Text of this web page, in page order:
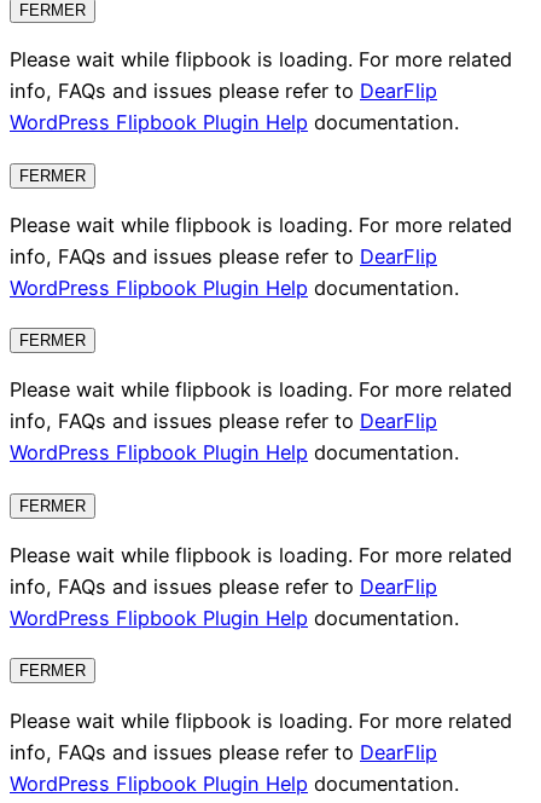
FERMER
Please wait while flipbook is loading. For more related
info, FAQs and issues please refer to DearFlip
WordPress Flipbook Plugin Help documentation.
FERMER
Please wait while flipbook is loading. For more related
info, FAQs and issues please refer to DearFlip
WordPress Flipbook Plugin Help documentation.
FERMER
Please wait while flipbook is loading. For more related
info, FAQs and issues please refer to DearFlip
WordPress Flipbook Plugin Help documentation.
FERMER
Please wait while flipbook is loading. For more related
info, FAQs and issues please refer to DearFlip
WordPress Flipbook Plugin Help documentation.
FERMER
Please wait while flipbook is loading. For more related
info, FAQs and issues please refer to DearFlip
WordPress Flipbook Plugin Help documentation.